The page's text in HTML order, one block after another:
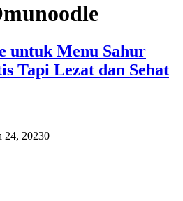
untuk Menu Sahur
Tapi Lezat dan Sehat
24, 20230